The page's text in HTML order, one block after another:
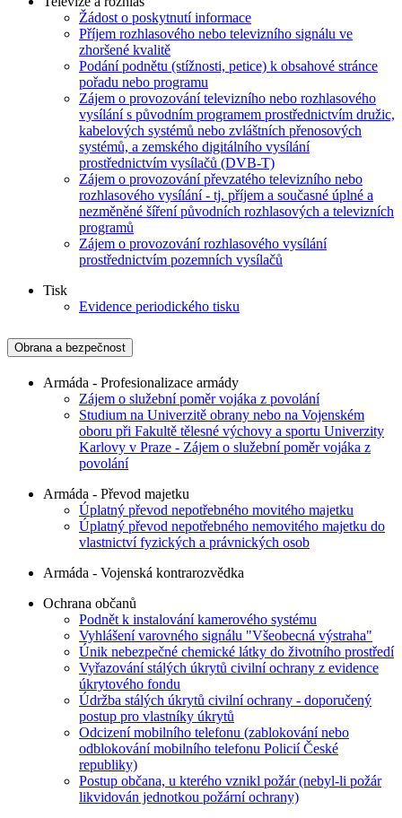
Žádost o poskytnutí informace
Příjem rozhlasového nebo televizního signálu ve
zhoršené kvalitě
Podání podnětu (stížnosti, petice) k obsahové stránce
pořadu nebo programu
Zájem o provozování televizního nebo rozhlasového
vysílání s původním programem prostřednictvím družic,
kabelových systémů nebo zvláštních přenosových
systémů, a zemského digitálního vysílání
prostřednictvím vysílačů (DVB-T)
Zájem o provozování převzatého televizního nebo
rozhlasového vysílání - tj. příjem a současné úplné a
nezměněné šíření původních rozhlasových a televizních
programů
Zájem o provozování rozhlasového vysílání
prostřednictvím pozemních vysílačů
Tisk
Evidence periodického tisku
Obrana a bezpečnost
Armáda - Profesionalizace armády
Zájem o služební poměr vojáka z povolání
Studium na Univerzitě obrany nebo na Vojenském
oboru při Fakultě tělesné výchovy a sportu Univerzity
Karlovy v Praze - Zájem o služební poměr vojáka z
povolání
Armáda - Převod majetku
Úplatný převod nepotřebného movitého majetku
Úplatný převod nepotřebného nemovitého majetku do
vlastnictví fyzických a právnických osob
Armáda - Vojenská kontrarozvědka
Ochrana občanů
Podnět k instalování kamerového systému
Vyhlášení varovného signálu "Všeobecná výstraha"
Únik nebezpečné chemické látky do životního prostředí
Vyřazování stálých úkrytů civilní ochrany z evidence
úkrytového fondu
Údržba stálých úkrytů civilní ochrany - doporučený
postup pro vlastníky úkrytů
Odcizení mobilního telefonu (zablokování nebo
odblokování mobilního telefonu Policií České
republiky)
Postup občana, u kterého vznikl požár (nebyl-li požár
likvidován jednotkou požární ochrany)